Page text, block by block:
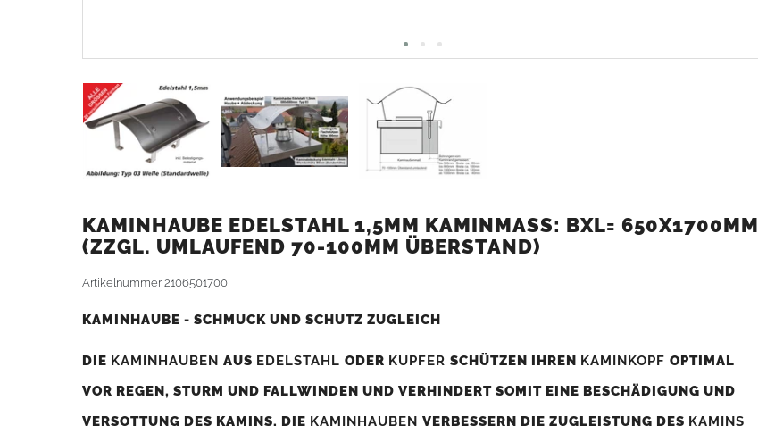
KAMINHAUBE EDELSTAHL 1,5MM KAMINMASS: BXL= 650X1700MM (
ZZGL. UMLAUFEND 70-100MM ÜBERSTAND)
Artikelnummer2106501700
KAMINHAUBE - SCHMUCK UND SCHUTZ ZUGLEICH
DIE KAMINHAUBEN AUS EDELSTAHL ODER KUPFER SCHÜTZEN IHREN KAMINKOPF OPTIMAL
VOR REGEN, STURM UND FALLWINDEN UND VERHINDERT SOMIT EINE BESCHÄDIGUNG UND
VERSOTTUNG DES KAMINS. DIE KAMINHAUBEN VERBESSERN DIE ZUGLEISTUNG DES KAMINS